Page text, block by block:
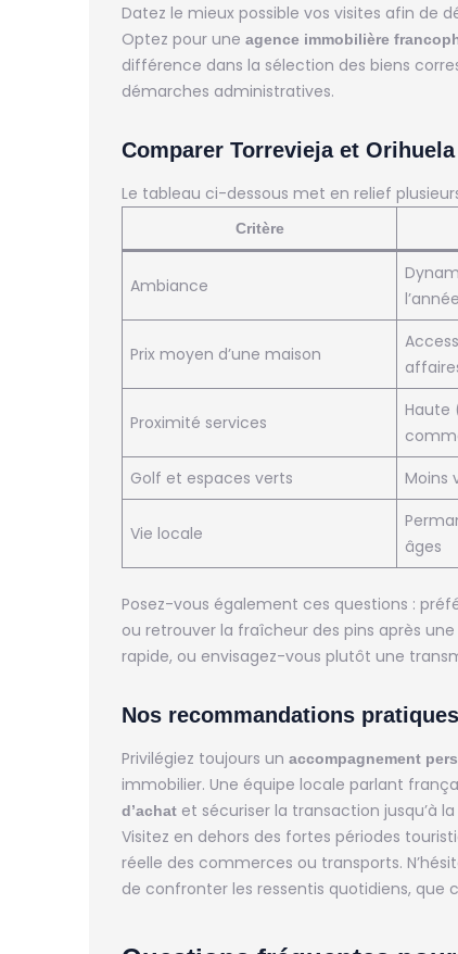
Datez le mieux possible vos visites afin de
Optez pour une agence immobilière
différence dans la sélection des biens
démarches administratives.
Comparer Torrevieja et
Le tableau ci-dessous met en relief
Critère
Ambiance
l’année
Prix moyen d’une maison
Proximité services
Haute
Golf et espaces verts
Moins
Vie locale
âges
Posez-vous également ces questions :
ou retrouver la fraîcheur des pins après
rapide, ou envisagez-vous plutôt une
Nos recommandations
Privilégiez toujours un accompagnement
immobilier. Une équipe locale parlant
d’achat et sécuriser la transaction jusqu’à
Visitez en dehors des fortes périodes
réelle des commerces ou transports.
de confronter les ressentis quotidiens, que